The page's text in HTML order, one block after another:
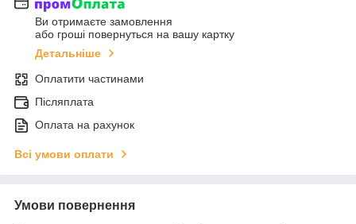
Ви отримаєте замовлення
або гроші повернуться на вашу картку
Детальніше
Оплатити частинами
Післяплата
Оплата на рахунок
Всі умови оплати
Умови повернення